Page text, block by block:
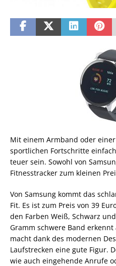
Mit einem Armband oder
sportlichen Fortschritte
teuer sein. Sowohl von
Fitnesstracker zum kleinen
Von Samsung kommt das
Fit. Es ist zum Preis von 39
den Farben Weiß, Schwarz
Gramm schwere Band
macht dank des modernen
Laufstrecken eine gute Figur.
wie auch eingehende Anrufe